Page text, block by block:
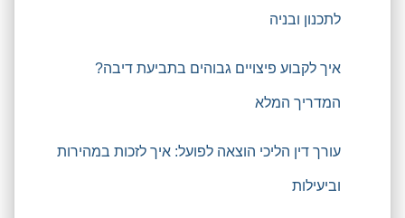
לתכנון ובניה
איך לקבוע פיצויים גבוהים בתביעת דיבה?
המדריך המלא
עורך דין הליכי הוצאה לפועל: איך לזכות במהירות
וביעילות